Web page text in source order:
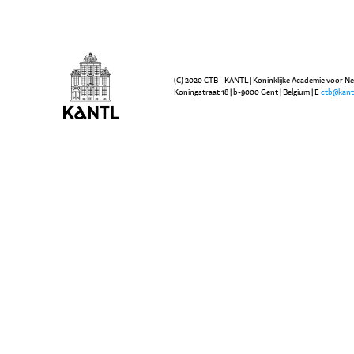
(C) 2020 CTB - KANTL | Koninklijke Academie voor
Koningstraat 18 | b-9000 Gent | Belgium | E